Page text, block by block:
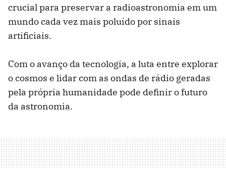
crucial para preservar a radioastronomia em um
mundo cada vez mais poluído por sinais
artificiais.
Com o avanço da tecnologia, a luta entre explorar
o cosmos e lidar com as ondas de rádio geradas
pela própria humanidade pode definir o futuro
da astronomia.